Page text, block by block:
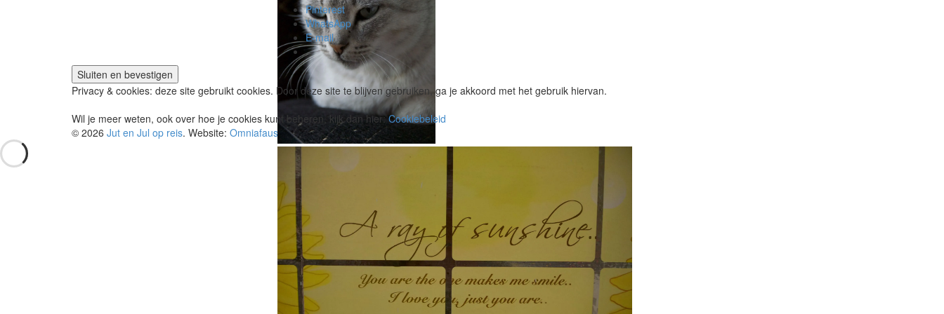
De katten willen hun domein wel
delen bij Turgen Hostel.
Pinterest
WhatsApp
E-mail
Privacy & cookies: deze site gebruikt cookies. Door deze site te blijven gebruiken, ga je akkoord met het gebruik hiervan.
Wil je meer weten, ook over hoe je cookies kunt beheren, kijk dan hier: Cookiebeleid
© 2026 Jut en Jul op reis. Website: Omniafausta grafisch ontwerp